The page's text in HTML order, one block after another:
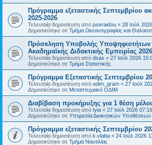
Πρόγραμμα εξεταστικής Σεπτεμβρίου
2025-2026
Τελευταία δημοσίευση από pseraidou « 28 Ιούλ
Δημοσιεύτηκε σε Τμήμα Ωκεανογραφίας και
Πρόσκληση Υποβολής
Ακαδημαϊκής Διδακτικής Εμπειρίας
Τελευταία δημοσίευση από dsas « 27 Ιούλ 2026
Δημοσιεύτηκε σε Τμήμα Στατιστικής
Πρόγραμμα Εξεταστικής Σεπτεμβρίου
Τελευταία δημοσίευση από odim_gram « 27 Ιούλ
Δημοσιεύτηκε σε Μεταπτυχιακό ΟΔΙΜ
Διαβίβαση προκήρυξης για 1 θέση
Τελευταία δημοσίευση από tyia « 27 Ιούλ 2026 07:16
Δημοσιεύτηκε σε Υπηρεσία Διοικητικών Υποθέσεων
Πρόγραμμα εξεταστικής Σεπτεμβρίου
Τελευταία δημοσίευση από k.vlatta « 24 Ιούλ 2026
Δημοσιεύτηκε σε Τμήμα Ναυτιλίας